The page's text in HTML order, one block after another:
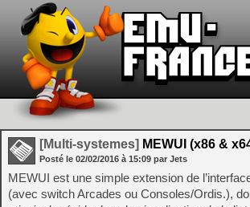
[Multi-systemes] MEWUI (x86 &
Posté le 02/02/2016 à 15:09 par Jets
MEWUI est une simple extension de
(avec switch Arcades ou Consoles/Ordis.),